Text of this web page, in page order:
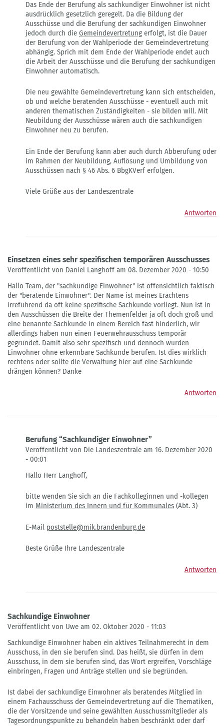
als
sachkundiger
Einwohner
von
Daniel
Krüger
Das Ende der Berufung als sachkundiger Einwohner ist nicht
ausdrücklich gesetzlich geregelt. Da die Bildung der
Ausschüsse und die Berufung der sachkundigen Einwohner
jedoch durch die Gemeindevertretung erfolgt, ist die Dauer
der Berufung von der Wahlperiode der Gemeindevertretung
abhängig. Sprich mit dem Ende der Wahlperiode endet auch
die Arbeit der Ausschüsse und die Berufung der sachkundigen
Einwohner automatisch.
Die neu gewählte Gemeindevertretung kann sich entscheiden,
ob und welche beratenden Ausschüsse - eventuell auch mit
anderen thematischen Zuständigkeiten - sie bilden will. Mit
Neubildung der Ausschüsse wären auch die sachkundigen
Einwohner neu zu berufen.
Ein Ende der Berufung kann aber auch durch Abberufung oder
im Rahmen der Neubildung, Auflösung und Umbildung von
Ausschüssen nach § 46 Abs. 6 BbgKVerf erfolgen.
Viele Grüße aus der Landeszentrale
Antworten
Einsetzen eines sehr spezifischen temporären Ausschusses
Veröffentlicht von Daniel Langhoff am 08. Dezember 2020 - 10:50
Hallo Team, der "sachkundige Einwohner" ist offensichtlich faktisch
der "beratende Einwohner". Der Name ist meines Erachtens
irreführend da oft keine spezifische Sachkunde vorliegt. Nun ist in
den Ausschüssen die Breite der Themenfelder ja oft doch groß und
eine benannte Sachkunde in einem Bereich fast hinderlich, wir
allerdings haben nun einen Feuerwehrausschuss temporär
gegründet. Damit also sehr spezifisch und dennoch wurden
Einwohner ohne erkennbare Sachkunde berufen. Ist dies wirklich
rechtens oder sollte die Verwaltung hier auf eine Sachkunde
drängen können? Danke
Antworten
Berufung “Sachkundiger Einwohner”
Veröffentlicht von Die Landeszentrale am 16. Dezember 2020
- 00:01
auf
eines
sehr
temporären
von
Hallo Herr Langhoff,
bitte wenden Sie sich an die Fachkolleginnen und -kollegen
im Ministerium des Innern und für Kommunales (Abt. 3)
E-Mail poststelle@mik.brandenburg.de
Beste Grüße Ihre Landeszentrale
Antworten
Sachkundige Einwohner
Veröffentlicht von Uwe am 02. Oktober 2020 - 11:03
Sachkundige Einwohner haben ein aktives Teilnahmerecht in dem
Ausschuss, in den sie berufen sind. Das heißt, sie dürfen in dem
Ausschuss, in dem sie berufen sind, das Wort ergreifen, Vorschläge
einbringen, Fragen und Anträge stellen und sie begründen.
Ist dabei der sachkundige Einwohner als beratendes Mitglied in
einem Fachausschuss der Gemeindevertretung auf die Thematiken,
die der Vorsitzende und seine gewählten Ausschussmitglieder als
Tagesordnungspunkte zu behandeln haben beschränkt oder darf